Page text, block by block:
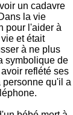
un cadavre
la vie
pour l'aider à
et était
à ne plus
symbolique de
reflété ses
personne qu'il a